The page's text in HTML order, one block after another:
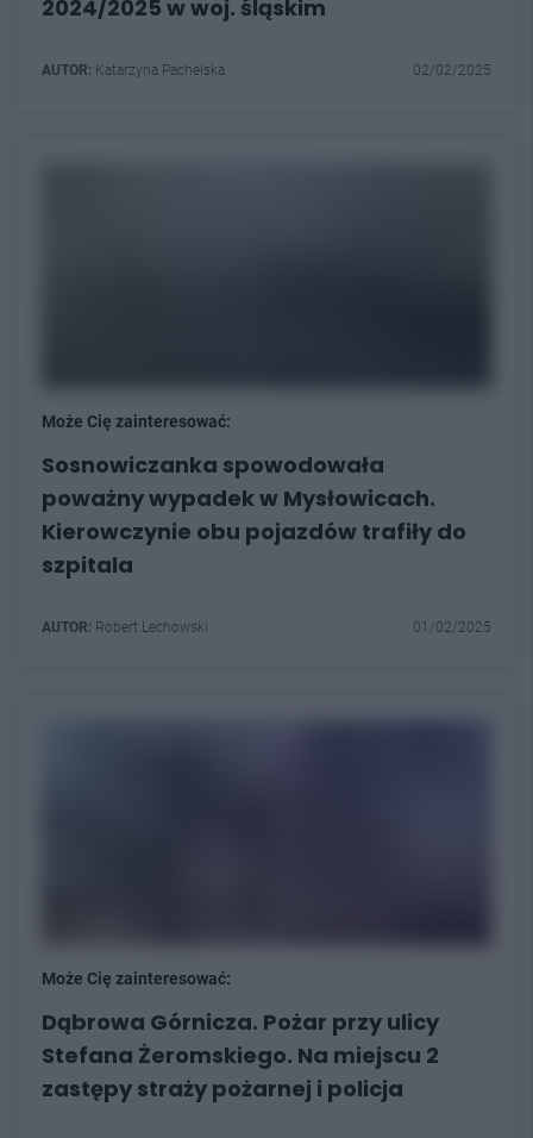
2024/2025 w woj. śląskim
AUTOR: Katarzyna Pachelska 02/02/2025
Może Cię zainteresować:
Sosnowiczanka spowodowała
poważny wypadek w Mysłowicach.
Kierowczynie obu pojazdów trafiły do
szpitala
AUTOR: Robert Lechowski 01/02/2025
Może Cię zainteresować:
Dąbrowa Górnicza. Pożar przy ulicy
Stefana Żeromskiego. Na miejscu 2
zastępy straży pożarnej i policja